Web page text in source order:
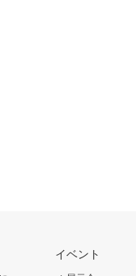
イベント